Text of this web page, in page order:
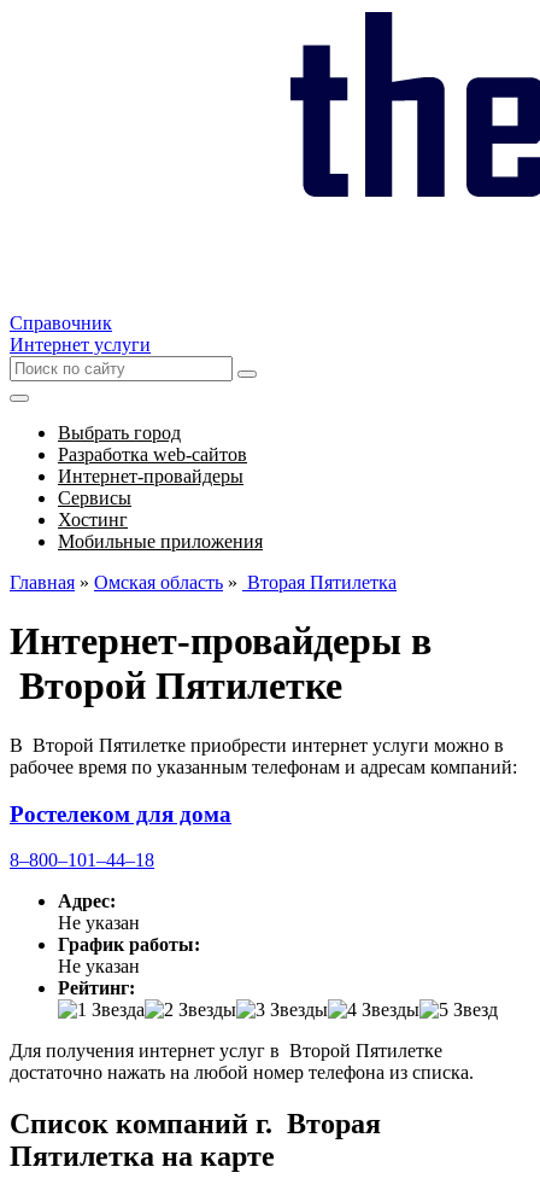
Справочник
Интернет услуги
Выбрать город
Разработка web-сайтов
Интернет-провайдеры
Сервисы
Хостинг
Мобильные приложения
Главная » Омская область » Вторая Пятилетка
Интернет-провайдеры в
Второй Пятилетке
В Второй Пятилетке приобрести интернет услуги можно в
рабочее время по указанным телефонам и адресам компаний:
Ростелеком для дома
8‒800‒101‒44‒18
Адрес:
Не указан
График работы:
Не указан
Рейтинг:
Для получения интернет услуг в Второй Пятилетке
достаточно нажать на любой номер телефона из списка.
Список компаний г. Вторая
Пятилетка на карте